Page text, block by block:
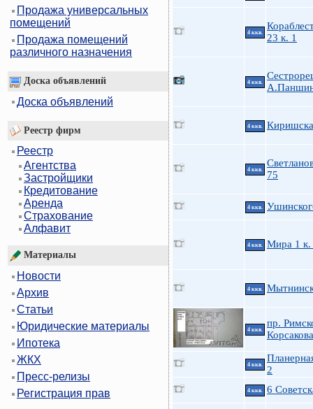
Продажа универсальных
помещений
Продажа помещений
различного назначения
Доска объявлений
Доска объявлений
Реестр фирм
Реестр
Агентства
Застройщики
Кредитование
Аренда
Страхование
Алфавит
Материалы
Новости
Архив
Статьи
Юридические материалы
Ипотека
ЖКХ
Пресс-релизы
Регистрация прав
4 ккв.
23 к. 1
4 ккв.
4 ккв.
4 ккв.
75
4 ккв.
4 ккв. Мира 1 к.
4 ккв.
4 ккв.
пр.
Корсакова
4 ккв.
2
4 ккв. 6